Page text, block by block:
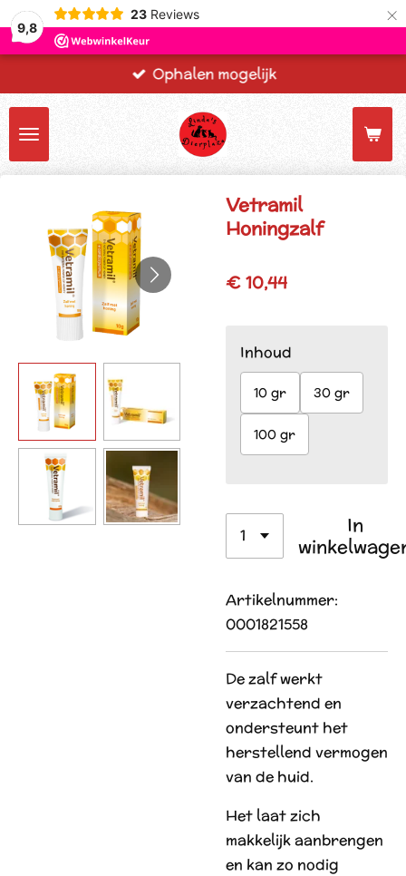
9,8
23 Reviews ×
Ophalen mogelijk
Vetramil
Honingzalf
€ 10,44
Inhoud
10 gr 30 gr
100 gr
In
Artikelnummer:
0001821558
De zalf werkt
verzachtend en
ondersteunt het
herstellend vermogen
van de huid.
Het laat zich
makkelijk aanbrengen
en kan zo nodig